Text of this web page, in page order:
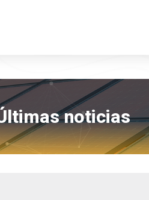
noticias